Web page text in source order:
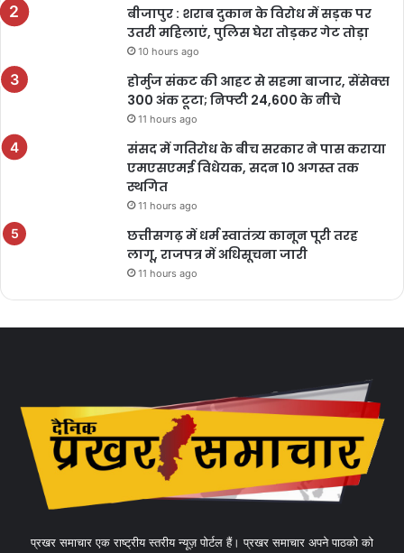
बीजापुर : शराब दुकान के विरोध में सड़क पर
उतरी महिलाएं, पुलिस घेरा तोड़कर गेट तोड़ा
10 hours ago
होर्मुज संकट की आहट से सहमा बाजार, सेंसेक्स
300 अंक टूटा; निफ्टी 24,600 के नीचे
11 hours ago
संसद में गतिरोध के बीच सरकार ने पास कराया
एमएसएमई विधेयक, सदन 10 अगस्त तक
स्थगित
11 hours ago
छत्तीसगढ़ में धर्म स्वातंत्र्य कानून पूरी तरह
लागू, राजपत्र में अधिसूचना जारी
11 hours ago
प्रखर समाचार एक राष्ट्रीय स्तरीय न्यूज़ पोर्टल हैं। प्रखर समाचार अपने पाठको को